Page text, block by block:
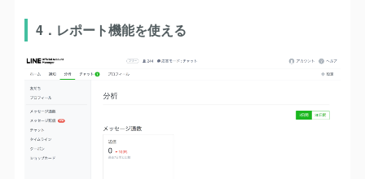
4．レポート機能を使える